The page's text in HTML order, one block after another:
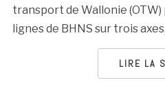
transport de Wallonie
lignes de BHNS sur trois
LIRE LA